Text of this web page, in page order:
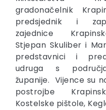
gradonačelnik
predsjednik i
zajednice
Stjepan Skuliber i
predstavnici i
udruga s
županije. Vijence su
postrojbe
Kostelske pištole,